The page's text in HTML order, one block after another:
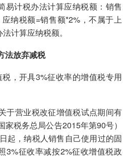
易计税办法计算应纳税额：销售
纳税额=销售额*2%，不属于上
计算应纳税额。
法放弃减税
，开具3%征收率的增值税专用
于营业税改征增值税试点期间有
税务总局公告2015年第90号）
起，纳税人销售自己使用过的固
3%征收率减按2%征收增值税政